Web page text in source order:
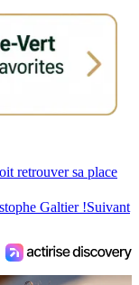
retrouver sa place
Galtier !Suivant